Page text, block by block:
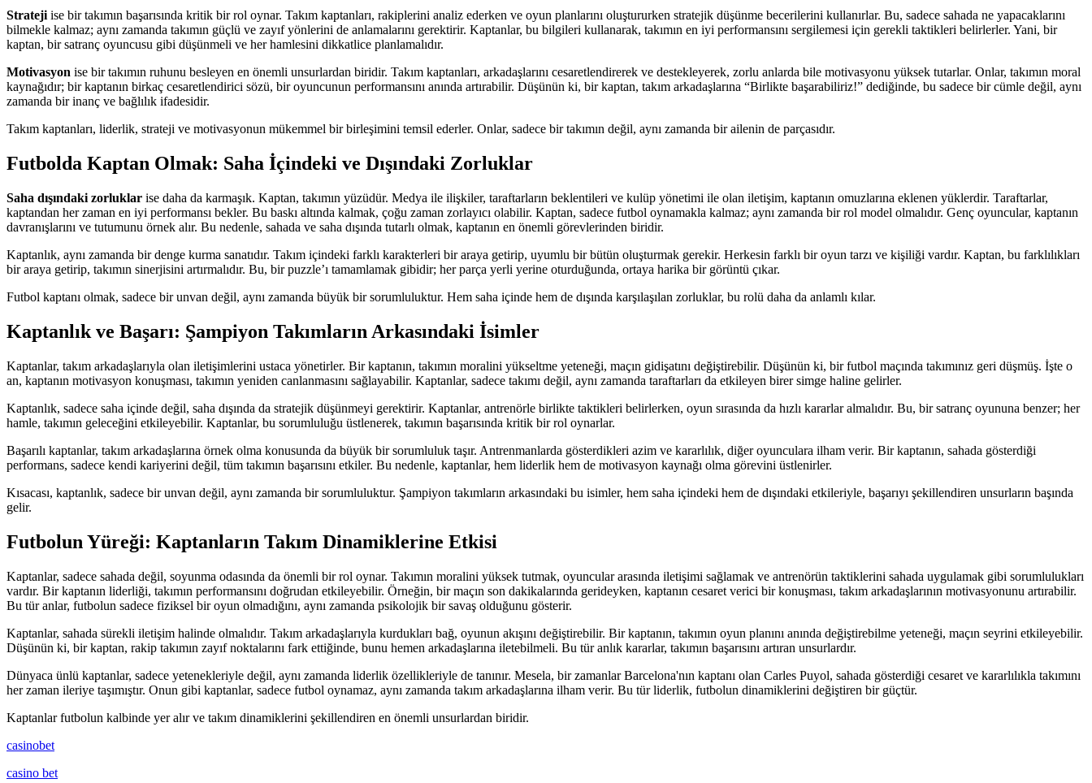
Stratejiise bir takımın başarısında kritik bir rol oynar. Takım kaptanları, rakiplerini analiz ederken ve oyun planlarını oluştururken stratejik düşünme becerilerini kullanırlar. Bu, sadece sahada ne yapacaklarını
bilmekle kalmaz; aynı zamanda takımın güçlü ve zayıf yönlerini de anlamalarını gerektirir. Kaptanlar, bu bilgileri kullanarak, takımın en iyi performansını sergilemesi için gerekli taktikleri belirlerler. Yani, bir
kaptan, bir satranç oyuncusu gibi düşünmeli ve her hamlesini dikkatlice planlamalıdır.
Motivasyon ise bir takımın ruhunu besleyen en önemli unsurlardan biridir. Takım kaptanları, arkadaşlarını cesaretlendirerek ve destekleyerek, zorlu anlarda bile motivasyonu yüksek tutarlar. Onlar, takımın moral
kaynağıdır; bir kaptanın birkaç cesaretlendirici sözü, bir oyuncunun performansını anında artırabilir. Düşünün ki, bir kaptan, takım arkadaşlarına “Birlikte başarabiliriz!” dediğinde, bu sadece bir cümle değil, aynı
zamanda bir inanç ve bağlılık ifadesidir.
Takım kaptanları, liderlik, strateji ve motivasyonun mükemmel bir birleşimini temsil ederler. Onlar, sadece bir takımın değil, aynı zamanda bir ailenin de parçasıdır.
Futbolda Kaptan Olmak: Saha İçindeki ve Dışındaki Zorluklar
Saha dışındaki zorluklar ise daha da karmaşık. Kaptan, takımın yüzüdür. Medya ile ilişkiler, taraftarların beklentileri ve kulüp yönetimi ile olan iletişim, kaptanın omuzlarına eklenen yüklerdir. Taraftarlar,
kaptandan her zaman en iyi performansı bekler. Bu baskı altında kalmak, çoğu zaman zorlayıcı olabilir. Kaptan, sadece futbol oynamakla kalmaz; aynı zamanda bir rol model olmalıdır. Genç oyuncular, kaptanın
davranışlarını ve tutumunu örnek alır. Bu nedenle, sahada ve saha dışında tutarlı olmak, kaptanın en önemli görevlerinden biridir.
Kaptanlık, aynı zamanda bir denge kurma sanatıdır. Takım içindeki farklı karakterleri bir araya getirip, uyumlu bir bütün oluşturmak gerekir. Herkesin farklı bir oyun tarzı ve kişiliği vardır. Kaptan, bu farklılıkları
bir araya getirip, takımın sinerjisini artırmalıdır. Bu, bir puzzle’ı tamamlamak gibidir; her parça yerli yerine oturduğunda, ortaya harika bir görüntü çıkar.
Futbol kaptanı olmak, sadece bir unvan değil, aynı zamanda büyük bir sorumluluktur. Hem saha içinde hem de dışında karşılaşılan zorluklar, bu rolü daha da anlamlı kılar.
Kaptanlık ve Başarı: Şampiyon Takımların Arkasındaki İsimler
Kaptanlar, takım arkadaşlarıyla olan iletişimlerini ustaca yönetirler. Bir kaptanın, takımın moralini yükseltme yeteneği, maçın gidişatını değiştirebilir. Düşünün ki, bir futbol maçında takımınız geri düşmüş. İşte o
an, kaptanın motivasyon konuşması, takımın yeniden canlanmasını sağlayabilir. Kaptanlar, sadece takımı değil, aynı zamanda taraftarları da etkileyen birer simge haline gelirler.
Kaptanlık, sadece saha içinde değil, saha dışında da stratejik düşünmeyi gerektirir. Kaptanlar, antrenörle birlikte taktikleri belirlerken, oyun sırasında da hızlı kararlar almalıdır. Bu, bir satranç oyununa benzer; her
hamle, takımın geleceğini etkileyebilir. Kaptanlar, bu sorumluluğu üstlenerek, takımın başarısında kritik bir rol oynarlar.
Başarılı kaptanlar, takım arkadaşlarına örnek olma konusunda da büyük bir sorumluluk taşır. Antrenmanlarda gösterdikleri azim ve kararlılık, diğer oyunculara ilham verir. Bir kaptanın, sahada gösterdiği
performans, sadece kendi kariyerini değil, tüm takımın başarısını etkiler. Bu nedenle, kaptanlar, hem liderlik hem de motivasyon kaynağı olma görevini üstlenirler.
Kısacası, kaptanlık, sadece bir unvan değil, aynı zamanda bir sorumluluktur. Şampiyon takımların arkasındaki bu isimler, hem saha içindeki hem de dışındaki etkileriyle, başarıyı şekillendiren unsurların başında
gelir.
Futbolun Yüreği: Kaptanların Takım Dinamiklerine Etkisi
Kaptanlar, sadece sahada değil, soyunma odasında da önemli bir rol oynar. Takımın moralini yüksek tutmak, oyuncular arasında iletişimi sağlamak ve antrenörün taktiklerini sahada uygulamak gibi sorumlulukları
vardır. Bir kaptanın liderliği, takımın performansını doğrudan etkileyebilir. Örneğin, bir maçın son dakikalarında gerideyken, kaptanın cesaret verici bir konuşması, takım arkadaşlarının motivasyonunu artırabilir.
Bu tür anlar, futbolun sadece fiziksel bir oyun olmadığını, aynı zamanda psikolojik bir savaş olduğunu gösterir.
Kaptanlar, sahada sürekli iletişim halinde olmalıdır. Takım arkadaşlarıyla kurdukları bağ, oyunun akışını değiştirebilir. Bir kaptanın, takımın oyun planını anında değiştirebilme yeteneği, maçın seyrini etkileyebilir.
Düşünün ki, bir kaptan, rakip takımın zayıf noktalarını fark ettiğinde, bunu hemen arkadaşlarına iletebilmeli. Bu tür anlık kararlar, takımın başarısını artıran unsurlardır.
Dünyaca ünlü kaptanlar, sadece yetenekleriyle değil, aynı zamanda liderlik özellikleriyle de tanınır. Mesela, bir zamanlar Barcelona'nın kaptanı olan Carles Puyol, sahada gösterdiği cesaret ve kararlılıkla takımını
her zaman ileriye taşımıştır. Onun gibi kaptanlar, sadece futbol oynamaz, aynı zamanda takım arkadaşlarına ilham verir. Bu tür liderlik, futbolun dinamiklerini değiştiren bir güçtür.
Kaptanlar futbolun kalbinde yer alır ve takım dinamiklerini şekillendiren en önemli unsurlardan biridir.
casinobet
casino bet